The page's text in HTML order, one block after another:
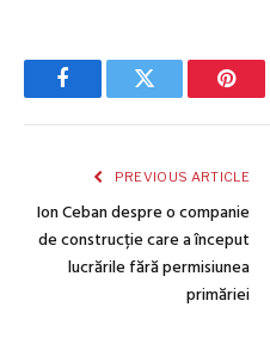
FacebookTwitter
PREVIOUS ARTICLE
Ion Ceban despre o companie
de construcție care a început
lucrările fără permisiunea
primăriei